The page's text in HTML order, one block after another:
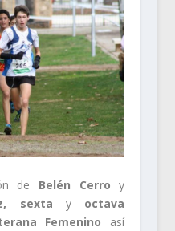
de Belén Cerro y
sexta y octava
Femenino así